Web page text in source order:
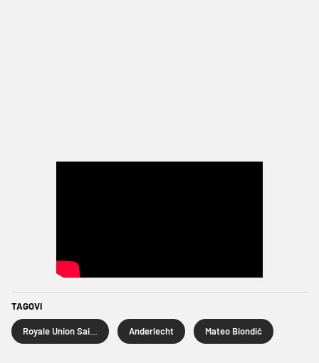
TAGOVI
Anderlecht Mateo Biondić